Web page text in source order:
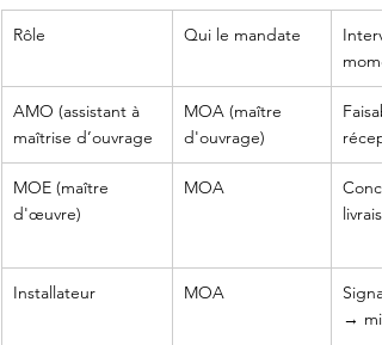
Rôle Qui le mandate
AMO (assistant à
maîtrise d’ouvrage
MOA (maître
d'ouvrage)
MOE (maître
d'œuvre)
MOA
Installateur MOA
→